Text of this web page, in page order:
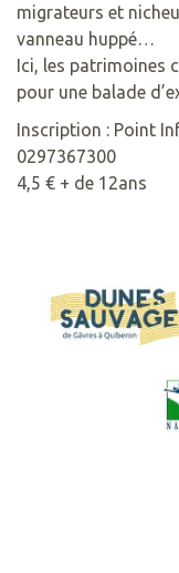
migrateurs et
vanneau huppé…
Ici, les patrimoines
pour une balade
Inscription : Point
0297367300
4,5 € + de 12ans